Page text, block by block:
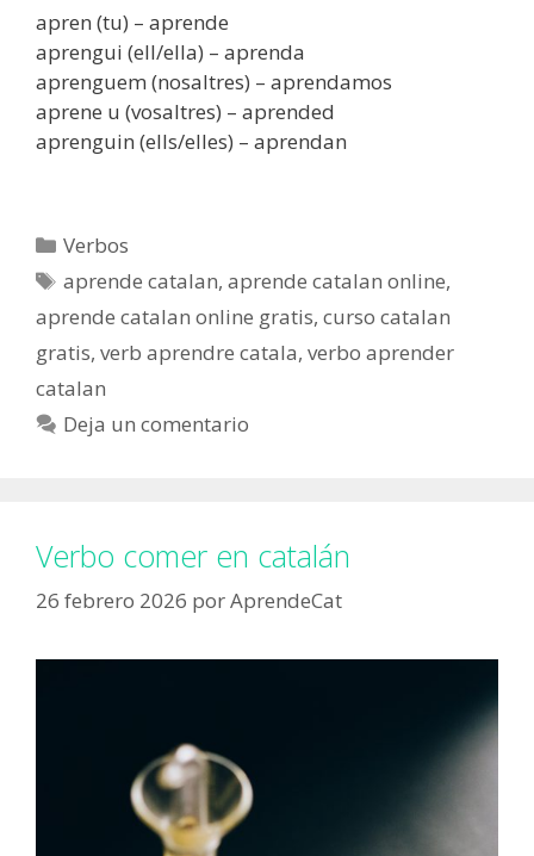
apren (tu) – aprende
aprengui (ell/ella) – aprenda
aprenguem (nosaltres) – aprendamos
aprene u (vosaltres) – aprended
aprenguin (ells/elles) – aprendan
Categorías
Verbos
Etiquetas
aprende catalan,aprende catalan online,
aprende catalan online gratis, curso catalan
gratis, verb aprendre catala, verbo aprender
catalan
Deja un comentario
Verbo comer en catalán
26 febrero 2026 porAprendeCat